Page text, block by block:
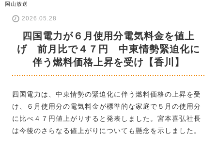
岡山放送
2026.05.28
四国電力が６月使用分電気料金を値上
げ 前月比で４７円 中東情勢緊迫化に
伴う燃料価格上昇を受け【香川】
四国電力は、中東情勢の緊迫化に伴う燃料価格の上昇を受
け、６月使用分の電気料金が標準的な家庭で５月の使用分
に比べ４７円値上がりすると発表しました。宮本喜弘社長
は今後のさらなる値上がりについても懸念を示しました。